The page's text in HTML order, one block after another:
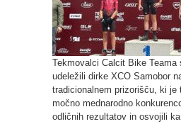
Tekmovalci Calcit Bike Teama
udeležili dirke XCO Samobor
tradicionalnem prizorišču, ki je
močno mednarodno
odličnih rezultatov in osvojili